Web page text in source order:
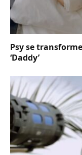
Psy se
‘Daddy’